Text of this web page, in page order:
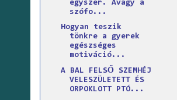
egyszer. Avagy a
szófo...
Hogyan teszik
tönkre a gyerek
egészséges
motiváció...
A BAL FELSŐ SZEMHÉJ
VELESZÜLETETT ÉS
ORPOKLOTT PTÓ...